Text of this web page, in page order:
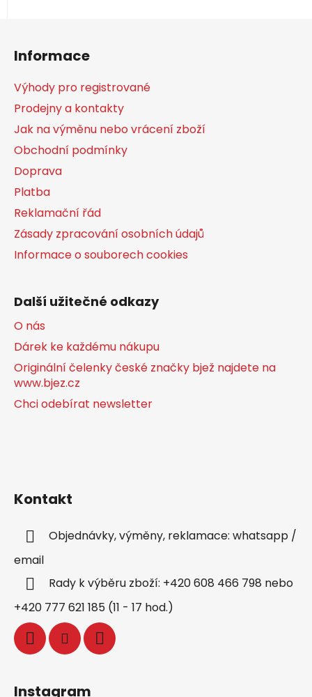
v
Informace
Výhody pro registrované
Prodejny a kontakty
Jak na výměnu nebo vrácení zboží
Obchodní podmínky
Doprava
Platba
Reklamační řád
Zásady zpracování osobních údajů
Informace o souborech cookies
Další užitečné odkazy
O nás
Dárek ke každému nákupu
Originální čelenky české značky bjež najdete na
www.bjez.cz
Chci odebírat newsletter
Kontakt
Objednávky, výměny, reklamace: whatsapp /
email
Rady k výběru zboží: +420 608 466 798 nebo
+420 777 621 185 (11 - 17 hod.)
Instagram